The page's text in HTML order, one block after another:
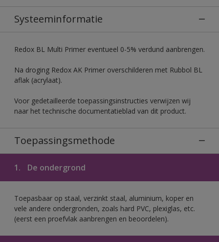
Systeeminformatie
Redox BL Multi Primer eventueel 0-5% verdund aanbrengen.
Na droging Redox AK Primer overschilderen met Rubbol BL
aflak (acrylaat).
Voor gedetailleerde toepassingsinstructies verwijzen wij
naar het technische documentatieblad van dit product.
Toepassingsmethode
1. De ondergrond
Toepasbaar op staal, verzinkt staal, aluminium, koper en
vele andere ondergronden, zoals hard PVC, plexiglas, etc.
(eerst een proefvlak aanbrengen en beoordelen).